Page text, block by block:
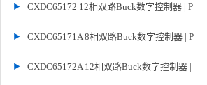
CXDC65172 12相双路Buck数字控制器 | P
CXDC65171A 8相双路Buck数字控制器 | P
CXDC65172A 12相双路Buck数字控制器 |